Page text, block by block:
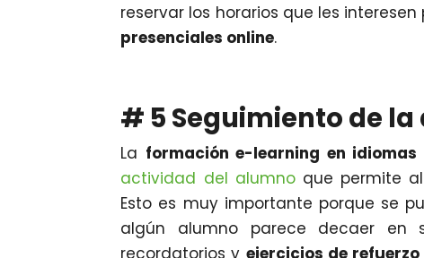
reservar los horarios que les interesen
presenciales online.
# 5 Seguimiento de
La formación e-learning en idiomas
actividad del alumnoque permite al
Esto es muy importante porque se
algún alumno parece decaer en